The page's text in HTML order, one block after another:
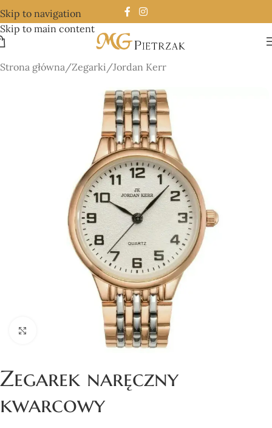
Skip to navigation
Skip to main content
Strona główna/Zegarki /Jordan Kerr
Zegarek naręczny
kwarcowy